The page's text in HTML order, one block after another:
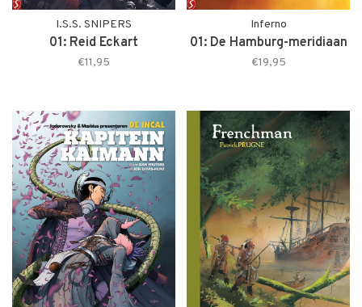
I.S.S. SNIPERS
01: Reid Eckart
€11,95
Inferno
01: De Hamburg-meridiaan
€19,95